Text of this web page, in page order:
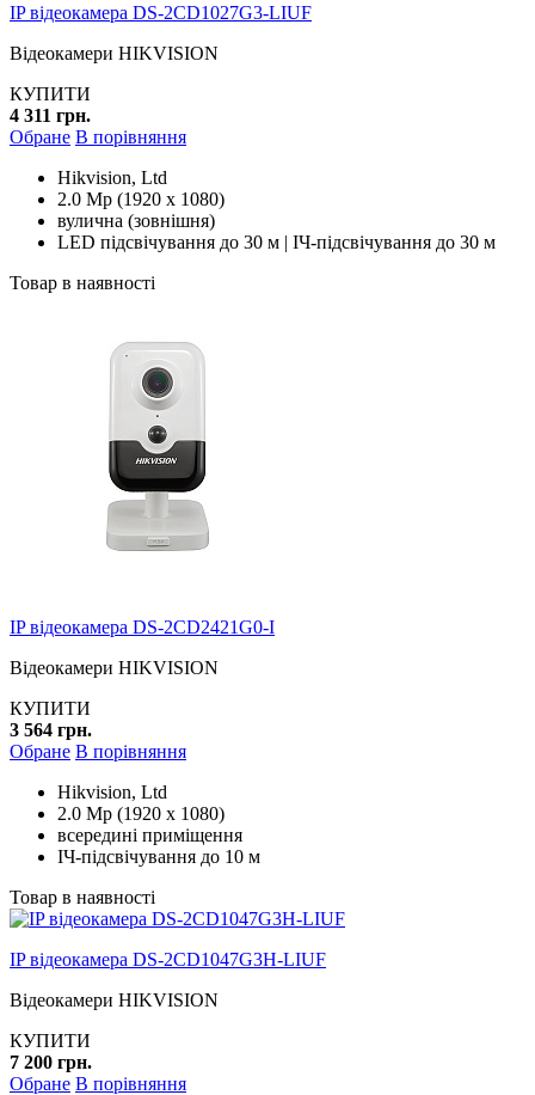
IP відеокамера DS-2CD1027G3-LIUF
Відеокамери HIKVISION
КУПИТИ
4 311 грн.
Обране В порівняння
Hikvision, Ltd
2.0 Mp (1920 x 1080)
вулична (зовнішня)
LED підсвічування до 30 м | ІЧ-підсвічування до 30 м
Товар в наявності
IP відеокамера DS-2CD2421G0-I
Відеокамери HIKVISION
КУПИТИ
3 564 грн.
Обране В порівняння
Hikvision, Ltd
2.0 Mp (1920 x 1080)
всередині приміщення
ІЧ-підсвічування до 10 м
Товар в наявності
IP відеокамера DS-2CD1047G3H-LIUF
Відеокамери HIKVISION
КУПИТИ
7 200 грн.
Обране В порівняння